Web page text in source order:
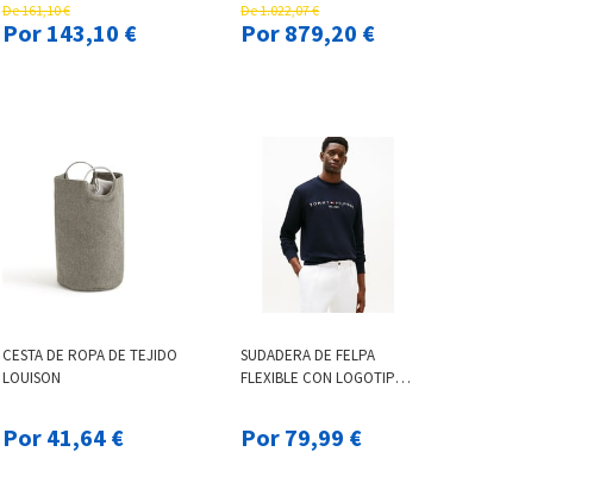
De 161,10 €
Por 143,10 €
De 1.022,07 €
Por 879,20 €
CESTA DE ROPA DE TEJIDO
LOUISON
Por 41,64 €
SUDADERA DE FELPA
FLEXIBLE CON LOGOTIPO
Por 79,99 €